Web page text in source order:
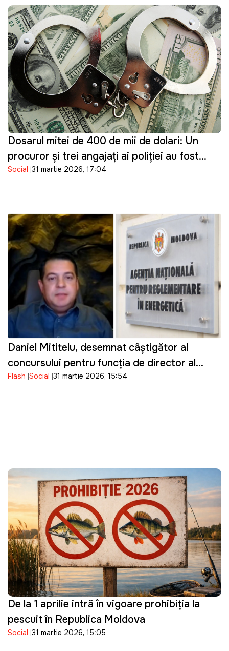
Dosarul mitei de 400 de mii de dolari: Un
procuror și trei angajați ai poliției au fost
reținuți
Social 31 martie 2026, 17:04
Daniel Mititelu, desemnat câștigător al
concursului pentru funcția de director al
ANRE
Flash Social 31 martie 2026, 15:54
De la 1 aprilie intră în vigoare prohibiția la
pescuit în Republica Moldova
Social 31 martie 2026, 15:05